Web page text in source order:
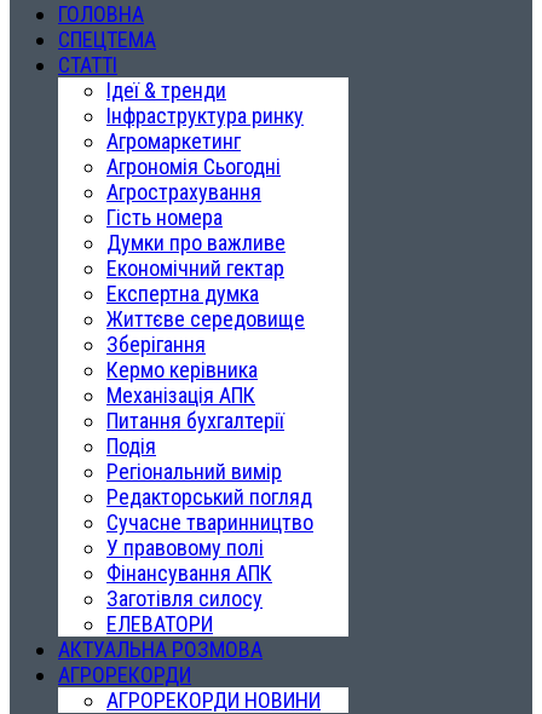
ГОЛОВНА
СПЕЦТЕМА
СТАТТІ
Ідеї & тренди
Інфраструктура ринку
Агромаркетинг
Агрономія Сьогодні
Агрострахування
Гість номера
Думки про важливе
Економічний гектар
Експертна думка
Життєве середовище
Зберігання
Кермо керівника
Механізація АПК
Питання бухгалтерії
Подія
Регіональний вимір
Редакторський погляд
Сучасне тваринництво
У правовому полі
Фінансування АПК
Заготівля силосу
ЕЛЕВАТОРИ
АКТУАЛЬНА РОЗМОВА
АГРОРЕКОРДИ
АГРОРЕКОРДИ НОВИНИ